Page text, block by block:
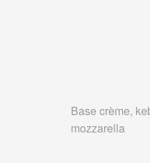
Base crème,
mozzarella